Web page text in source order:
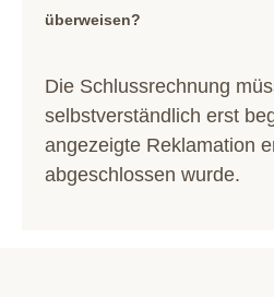
überweisen?
Die Schlussrechnung
selbstverständlich erst
angezeigte Reklamation
abgeschlossen wurde.